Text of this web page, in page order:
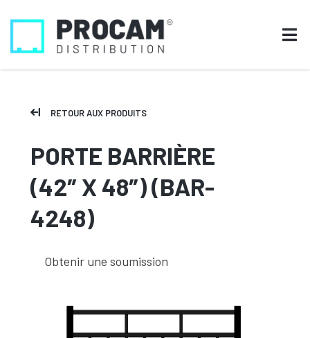
RETOUR AUX PRODUITS
PORTE BARRIÈRE
(42″ X 48″) (BAR-
4248)
Obtenir une soumission